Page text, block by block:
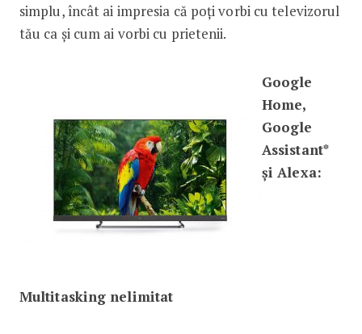
simplu, încât ai impresia că poți vorbi cu televizorul
tău ca și cum ai vorbi cu prietenii.
Google
Home,
Google
Assistant*
și Alexa:
Multitasking nelimitat